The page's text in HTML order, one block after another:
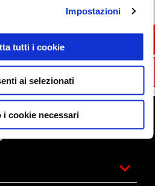
Impostazioni
tutti i cookie
ai selezionati
i cookie necessari